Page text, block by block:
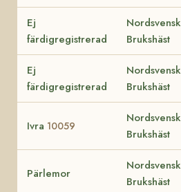
Ej
färdigregistrerad
Nordsvensk
Brukshäst
Ej
färdigregistrerad
Nordsvensk
Brukshäst
Ivra 10059
Nordsvensk
Brukshäst
Pärlemor
Nordsvensk
Brukshäst